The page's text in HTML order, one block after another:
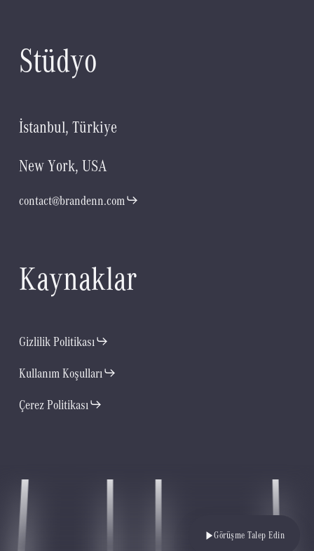
Görüşme Talep Edin
Stüdyo
İstanbul, Türkiye
NewYork, USA
contact@brandenn.com
Kaynaklar
Gizlilik Politikası
Kullanım Koşulları
Çerez Politikası